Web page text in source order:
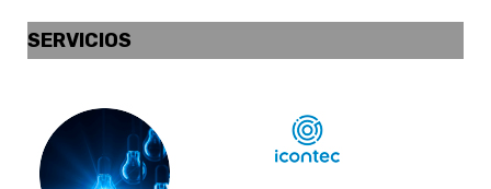
SERVICIOS